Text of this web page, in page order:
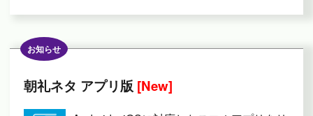
お知らせ
朝礼ネタ アプリ版 [New]